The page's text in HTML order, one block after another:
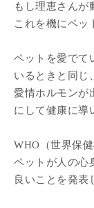
もし理恵さんが
これを機にペッ
ペットを愛でて
いるときと同じ
愛情ホルモンが
にして健康に導
WHO（世界保
ペットが人の心
良いことを発表